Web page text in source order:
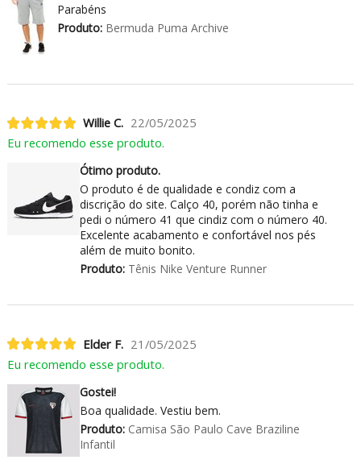
Parabéns
Produto:Bermuda Puma Archive
Willie C. 22/05/2025
Eu recomendo esse produto.
Ótimo produto.
O produto é de qualidade e condiz com a
discrição do site. Calço 40, porém não tinha e
pedi o número 41 que cindiz com o número 40.
Excelente acabamento e confortável nos pés
além de muito bonito.
Produto:Tênis Nike Venture Runner
Elder F. 21/05/2025
Eu recomendo esse produto.
Gostei!
Boa qualidade. Vestiu bem.
Produto:Camisa São Paulo Cave Braziline
Infantil